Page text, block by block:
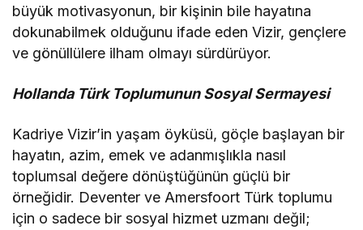
büyük motivasyonun, bir kişinin bile hayatına
dokunabilmek olduğunu ifade eden Vizir, gençlere
ve gönüllülere ilham olmayı sürdürüyor.
Hollanda Türk Toplumunun Sosyal Sermayesi
Kadriye Vizir’in yaşam öyküsü, göçle başlayan bir
hayatın, azim, emek ve adanmışlıkla nasıl
toplumsal değere dönüştüğünün güçlü bir
örneğidir. Deventer ve Amersfoort Türk toplumu
için o sadece bir sosyal hizmet uzmanı değil;